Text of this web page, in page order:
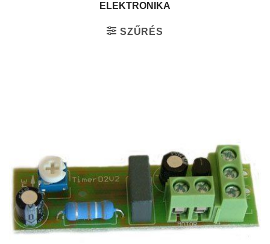
ELEKTRONIKA
SZŰRÉS